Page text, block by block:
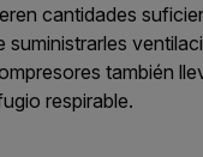
cantidades
suministrarles
también
respirable.